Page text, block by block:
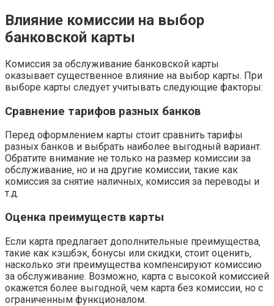
Влияние комиссии на выбор
банковской карты
Комиссия за обслуживание банковской карты
оказывает существенное влияние на выбор карты. При
выборе карты следует учитывать следующие факторы:
Сравнение тарифов разных банков
Перед оформлением карты стоит сравнить тарифы
разных банков и выбрать наиболее выгодный вариант.
Обратите внимание не только на размер комиссии за
обслуживание‚ но и на другие комиссии‚ такие как
комиссия за снятие наличных‚ комиссия за переводы и
т.д.
Оценка преимуществ карты
Если карта предлагает дополнительные преимущества‚
такие как кэшбэк‚ бонусы или скидки‚ стоит оценить‚
насколько эти преимущества компенсируют комиссию
за обслуживание. Возможно‚ карта с высокой комиссией
окажется более выгодной‚ чем карта без комиссии‚ но с
ограниченным функционалом.